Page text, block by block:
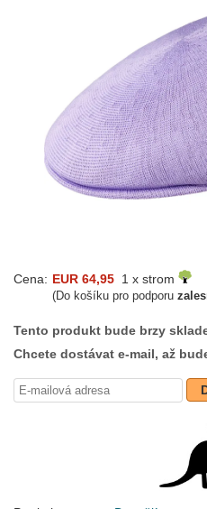
Cena: EUR 64,95 1 x strom
(Do košíku pro podporu
Tento produkt bude brzy
Chcete dostávat e-mail, až